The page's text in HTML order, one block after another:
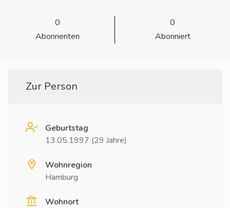
0
Abonnenten
0
Abonniert
Zur Person
Geburtstag
13.05.1997 (29 Jahre)
Wohnregion
Hamburg
Wohnort